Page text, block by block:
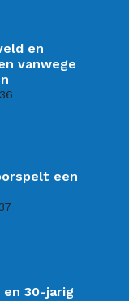
en
vanwege
een
en 30-jarig